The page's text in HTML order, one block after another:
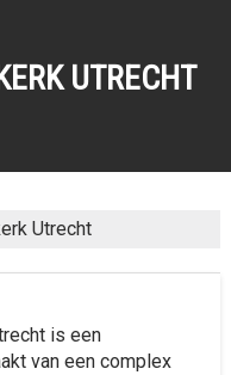
UTRECHT
Utrecht
is een
van een complex